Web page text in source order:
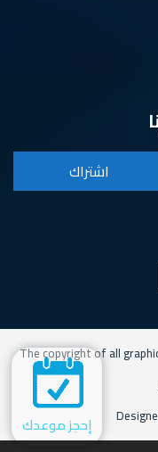
إحجز موعدك
The copyright of all